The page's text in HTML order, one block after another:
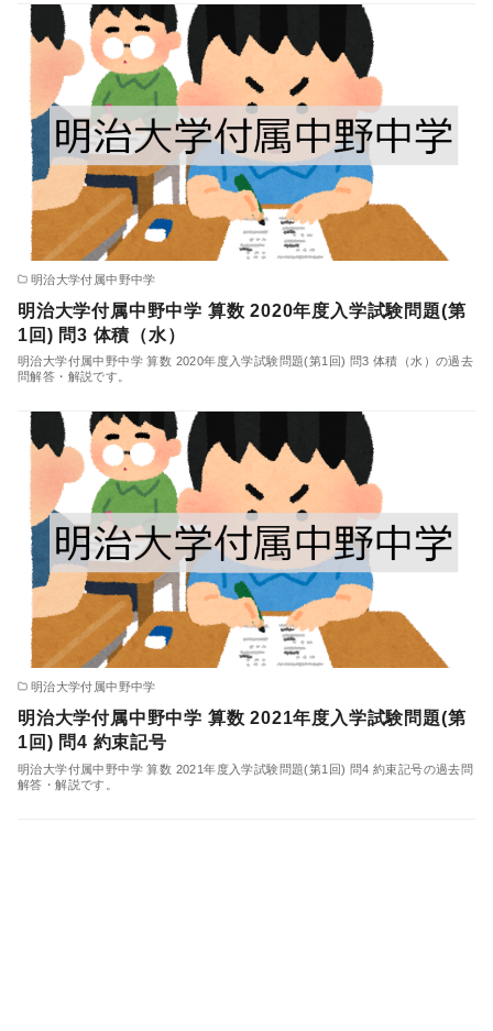
明治大学付属中野中学
明治大学付属中野中学 算数 2020年度入学試験問題(第
1回) 問3 体積（水）
明治大学付属中野中学 算数 2020年度入学試験問題(第1回) 問3 体積（水）の過去
問解答・解説です。
明治大学付属中野中学
明治大学付属中野中学 算数 2021年度入学試験問題(第
1回) 問4 約束記号
明治大学付属中野中学 算数 2021年度入学試験問題(第1回) 問4 約束記号の過去問
解答・解説です。